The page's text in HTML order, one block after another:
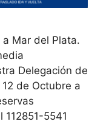
Mar del Plata.
Delegación de
de Octubre a
5541